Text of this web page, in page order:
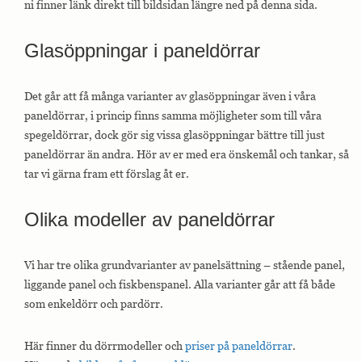
ni finner länk direkt till bildsidan längre ned på denna sida.
Glasöppningar i paneldörrar
Det går att få många varianter av glasöppningar även i våra
paneldörrar, i princip finns samma möjligheter som till våra
spegeldörrar, dock gör sig vissa glasöppningar bättre till just
paneldörrar än andra. Hör av er med era önskemål och tankar, så
tar vi gärna fram ett förslag åt er.
Olika modeller av paneldörrar
Vi har tre olika grundvarianter av panelsättning – stående panel,
liggande panel och fiskbenspanel. Alla varianter går att få både
som enkeldörr och pardörr.
Här finner du dörrmodeller och priser på paneldörrar.
Nödvändiga
avgörande för
webbplatsens
grundläggande
funktioner och
webbplatsen
på det avsedda
cookies lagrar
uppgifter.
Statistik
används för att
förstå hur besökare